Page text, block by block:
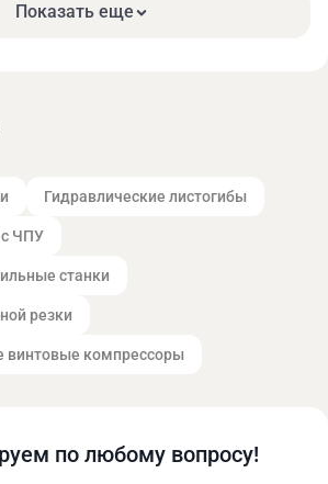
из двух винтовых роторов,
На производственных
как пресс-формы,
системы автоматизации,
Для работы с различными
инструментами – отбойные
краскопульты,
станция обеспечивает быструю,
оборудования, позволяя
Показать еще
Гидравлические листогибы
с ЧПУ
станки
резки
винтовые компрессоры
по любому вопросу!